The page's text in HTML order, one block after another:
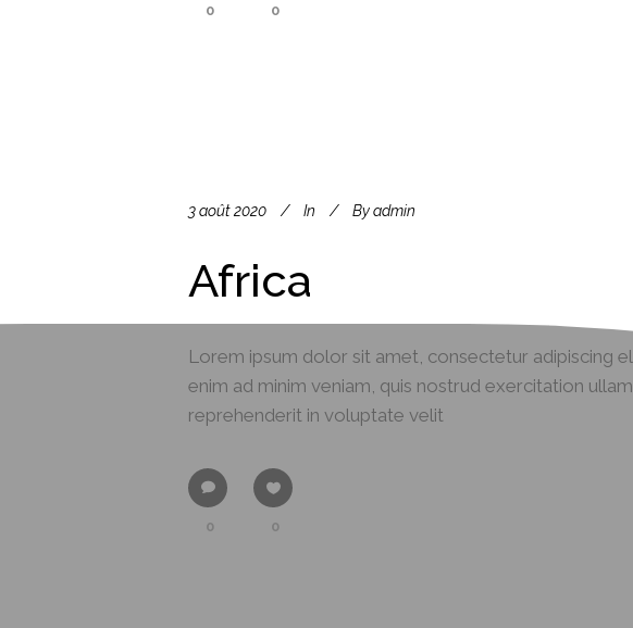
0 0
3 août 2020 In Byadmin
Africa
Lorem ipsum dolor sit amet, consectetur adipiscing
enim ad minim veniam, quis nostrud exercitation
reprehenderit in voluptate velit
0 0